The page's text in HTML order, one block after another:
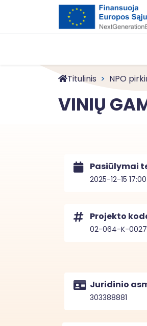
Titulinis NPO
VINIŲ
Pasiūlymai
2025-12-15 17:00
Projekto
02-064-K-0027
Juridinio
303388881